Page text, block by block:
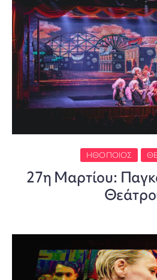
ΗΘΟΠΟΙΌΣ
27η Μαρτίου: